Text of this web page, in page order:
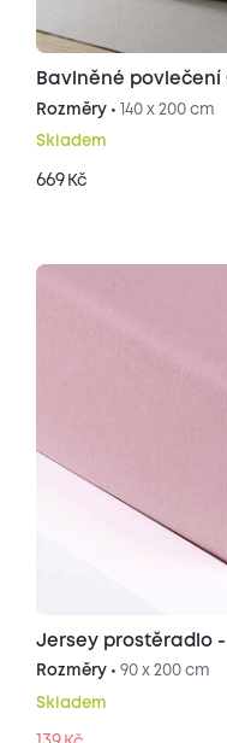
Bavlněné povlečení
Rozměry • 140 x 200 cm
Skladem
669 Kč
Jersey prostěradlo
Rozměry • 90 x 200 cm
Skladem